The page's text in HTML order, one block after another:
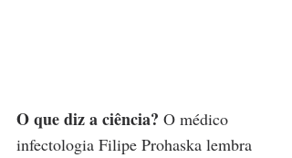
O que diz a ciência? O médico
infectologia Filipe Prohaska lembra